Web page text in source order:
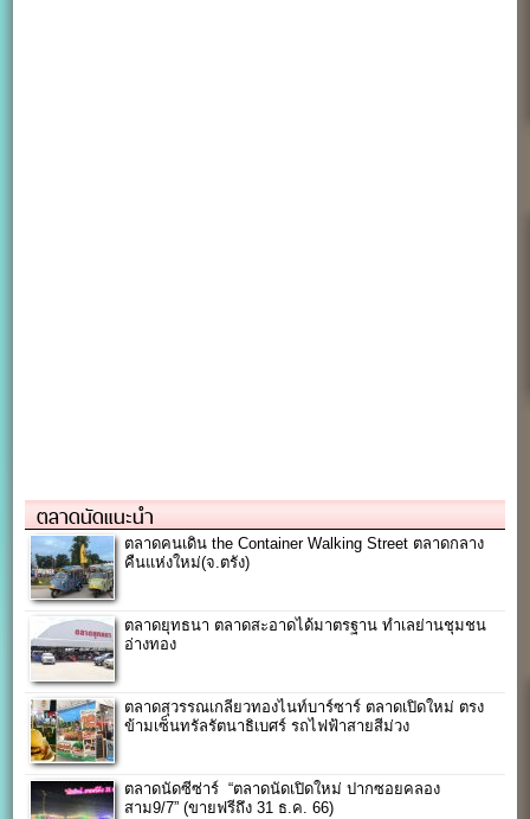
ตลาดนัดแนะนำ
ตลาดคนเดิน the Container Walking Street ตลาดกลาง
คืนแห่งใหม่(จ.ตรัง)
ตลาดยุทธนา ตลาดสะอาดได้มาตรฐาน ทำเลย่านชุมชน
อ่างทอง
ตลาดสุวรรณเกลียวทองไนท์บาร์ซาร์ ตลาดเปิดใหม่ ตรง
ข้ามเซ็นทรัลรัตนาธิเบศร์ รถไฟฟ้าสายสีม่วง
ตลาดนัดซีซ่าร์ “ตลาดนัดเปิดใหม่ ปากซอยคลอง
สาม9/7” (ขายฟรีถึง 31 ธ.ค. 66)